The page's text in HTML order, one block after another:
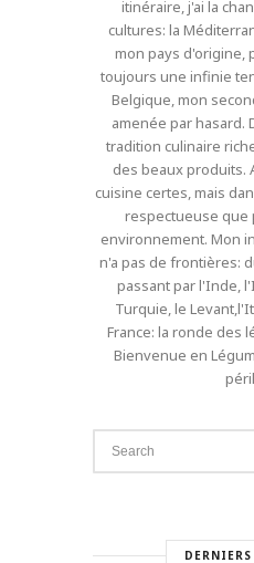
itinéraire, j'ai la
cultures: la
mon pays d'origine,
toujours une infinie
Belgique, mon
amenée par hasard.
tradition culinaire
des beaux produits.
cuisine certes, mais
respectueuse que
environnement. Mon
n'a pas de frontières:
passant par l'Inde,
Turquie, le
France: la ronde des
Bienvenue en